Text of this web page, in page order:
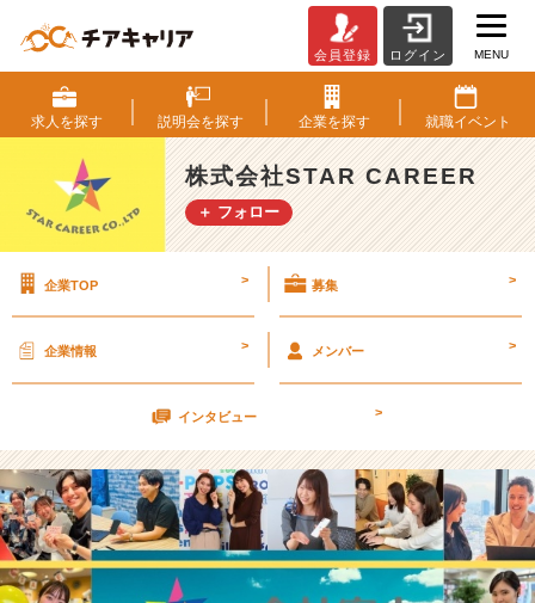
社
資
料
を
新
し
し
ェ
ッ
し
て
み
て
く
会員登録 ログイン MENU
求人を探す 説明会を探す 企業を探す 就職イベント
株式会社STAR CAREER
＋ フォロー
企業TOP > 募集 >
企業情報 > メンバー >
インタビュー >